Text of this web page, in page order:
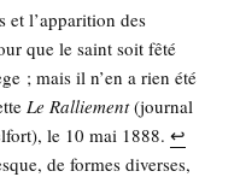
et l’ap­pa­ri­tion des
que le saint soit fêté
; mais il n’en a rien été
Le Ral­lie­ment(jour­nal
le 10 mai 1888.↩︎
de formes diverses,